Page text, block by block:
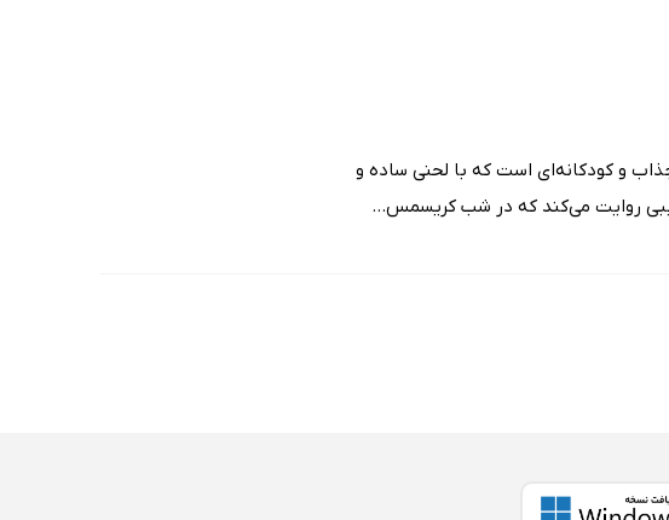
اثر جذاب و کودکانه‌ای است که با لحنی ساده و
روایت می‌کند که در شب کریسمس...